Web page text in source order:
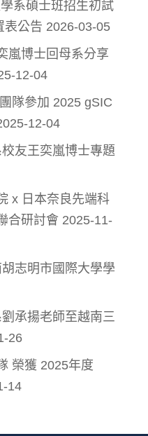
系碩士班招生初試
表公告 2026-03-05
嵐博士回母系分享
12-04
隊參加 2025 gSIC
12-04
友王奕嵐博士專題
x 日本奈良先端科
合研討會 2025-11-
志明市國際大學學
承揚老師至越南三
26
榮獲 2025年度
14